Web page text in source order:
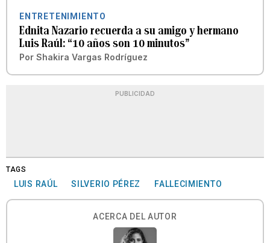
ENTRETENIMIENTO
Ednita Nazario recuerda a su amigo y hermano
Luis Raúl: “10 años son 10 minutos”
Por Shakira Vargas Rodríguez
PUBLICIDAD
TAGS
LUIS RAÚL SILVERIO PÉREZ FALLECIMIENTO
ACERCA DEL AUTOR